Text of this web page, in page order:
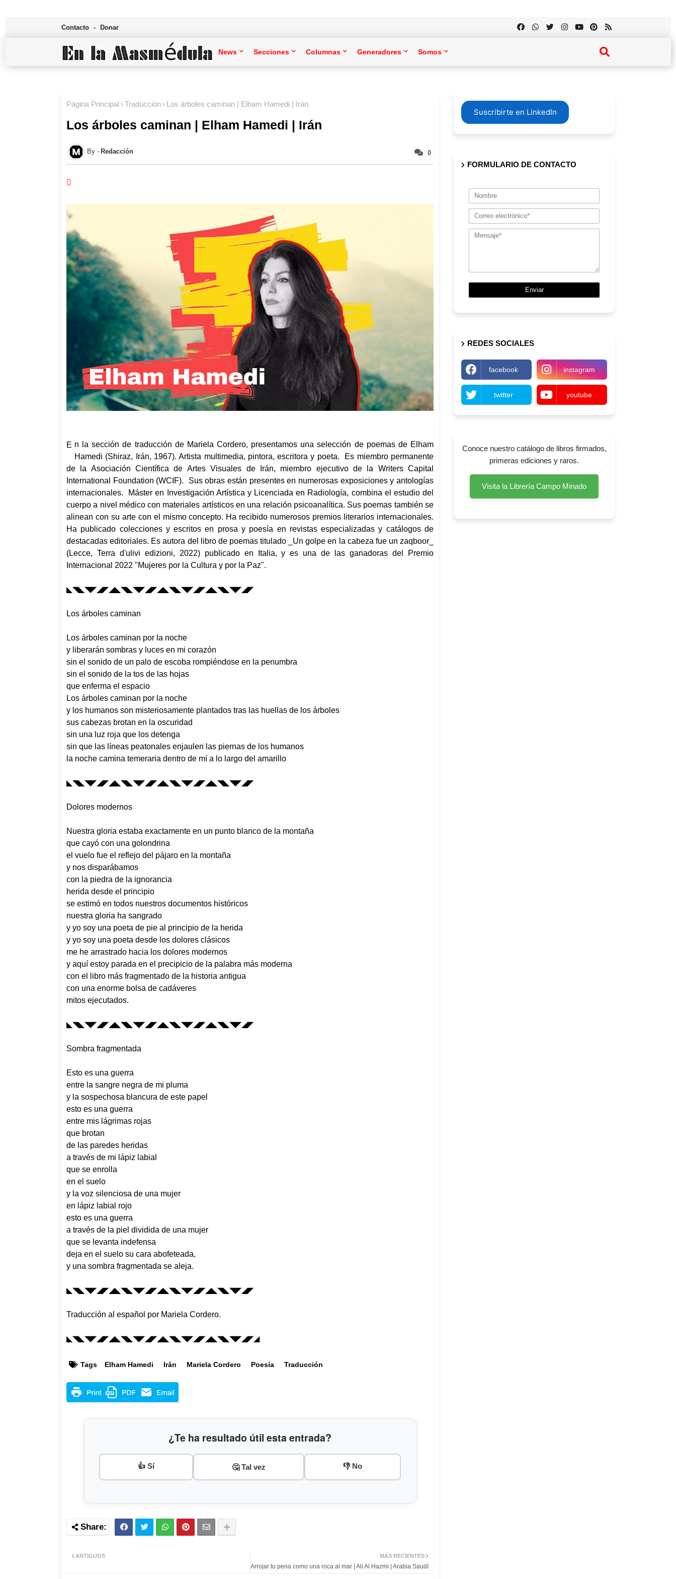
Contacto Donar
News Secciones Columnas Generadores Somos
Página Principal Traducción Los árboles caminan | Elham Hamedi | Irán
Los árboles caminan | Elham Hamedi | Irán
0
Redacción
E n la sección de traducción de Mariela Cordero, presentamos una selección de poemas de Elham
Hamedi (Shiraz, Irán, 1967). Artista multimedia, pintora, escritora y poeta. Es miembro permanente
de la Asociación Científica de Artes Visuales de Irán, miembro ejecutivo de la Writers Capital
International Foundation (WCIF). Sus obras están presentes en numerosas exposiciones y antologías
internacionales. Máster en Investigación Artística y Licenciada en Radiología, combina el estudio del
cuerpo a nivel médico con materiales artísticos en una relación psicoanalítica. Sus poemas también se
alinean con su arte con el mismo concepto. Ha recibido numerosos premios literarios internacionales.
Ha publicado colecciones y escritos en prosa y poesía en revistas especializadas y catálogos de
destacadas editoriales. Es autora del libro de poemas titulado _Un golpe en la cabeza fue un zaqboor_
(Lecce, Terra d'ulivi edizioni, 2022) publicado en Italia, y es una de las ganadoras del Premio
Internacional 2022 "Mujeres por la Cultura y por la Paz".
◣◥◣◥◤◢◤◢◣◥◣◥◤◢◤◢◣◥◣◥◤◢◤◢◣◥◣◥◤◢◤
Los árboles caminan
Los árboles caminan por la noche
y liberarán sombras y luces en mi corazón
sin el sonido de un palo de escoba rompiéndose en la penumbra
sin el sonido de la tos de las hojas
que enferma el espacio
Los árboles caminan por la noche
y los humanos son misteriosamente plantados tras las huellas de los árboles
sus cabezas brotan en la oscuridad
sin una luz roja que los detenga
sin que las líneas peatonales enjaulen las piernas de los humanos
la noche camina temeraria dentro de mí a lo largo del amarillo
◣◥◣◥◤◢◤◢◣◥◣◥◤◢◤◢◣◥◣◥◤◢◤◢◣◥◣◥◤◢◤
Dolores modernos
Nuestra gloria estaba exactamente en un punto blanco de la montaña
que cayó con una golondrina
el vuelo fue el reflejo del pájaro en la montaña
y nos disparábamos
con la piedra de la ignorancia
herida desde el principio
se estimó en todos nuestros documentos históricos
nuestra gloria ha sangrado
y yo soy una poeta de pie al principio de la herida
y yo soy una poeta desde los dolores clásicos
me he arrastrado hacia los dolores modernos
y aquí estoy parada en el precipicio de la palabra más moderna
con el libro más fragmentado de la historia antigua
con una enorme bolsa de cadáveres
mitos ejecutados.
◣◥◣◥◤◢◤◢◣◥◣◥◤◢◤◢◣◥◣◥◤◢◤◢◣◥◣◥◤◢◤
Sombra fragmentada
Esto es una guerra
entre la sangre negra de mi pluma
y la sospechosa blancura de este papel
esto es una guerra
entre mis lágrimas rojas
que brotan
de las paredes heridas
a través de mi lápiz labial
que se enrolla
en el suelo
y la voz silenciosa de una mujer
en lápiz labial rojo
esto es una guerra
a través de la piel dividida de una mujer
que se levanta indefensa
deja en el suelo su cara abofeteada,
y una sombra fragmentada se aleja.
◣◥◣◥◤◢◤◢◣◥◣◥◤◢◤◢◣◥◣◥◤◢◤◢◣◥◣◥◤◢◤
Traducción al español por Mariela Cordero.
◣◥◣◥◤◢◤◢◣◥◣◥◤◢◤◢◣◥◣◥◤◢◤◢◣◥◣◥◤◢◤◢
Tags Elham Hamedi Irán Mariela Cordero Poesía Traducción
¿Te ha resultado útil esta entrada?
👍 Sí 🤔 Tal vez 👎 No
MÁS RECIENTES
Arrojar tu pena como una roca al mar | Ali Al Hazmi | Arabia Saudí
ANTIGUOS
Suscribirte en LinkedIn
FORMULARIO DE CONTACTO
REDES SOCIALES
facebook instagram
twitter youtube
Conoce nuestro catálogo de libros firmados,
primeras ediciones y raros.
Visita la Librería Campo Minado